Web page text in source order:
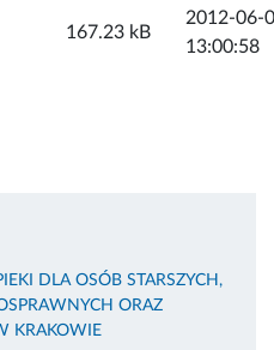
167.23 kB
2012-06-
13:00:58
DLA OSÓB STARSZYCH,
ORAZ
KRAKOWIE